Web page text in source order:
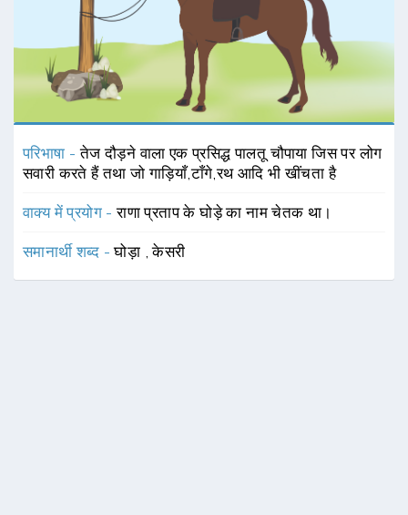
परिभाषा -तेज दौड़ने वाला एक प्रसिद्ध पालतू चौपाया जिस पर लोग
सवारी करते हैं तथा जो गाड़ियाँ,टाँगे,रथ आदि भी खींचता है
वाक्य में प्रयोग -राणा प्रताप के घोड़े का नाम चेतक था।
समानार्थी शब्द -घोड़ा ,केसरी